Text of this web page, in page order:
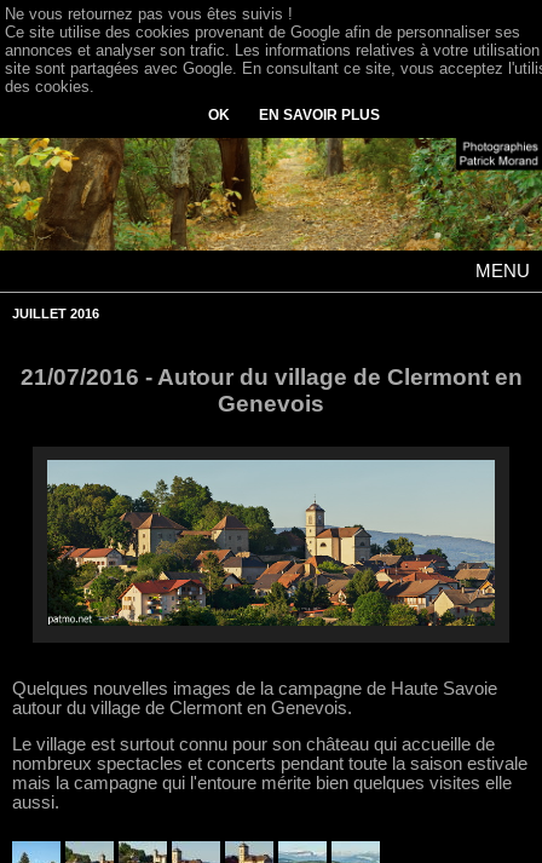
MENU
JUILLET 2016
21/07/2016 - Autour du village de Clermont en
Genevois
Quelques nouvelles images de la campagne de Haute Savoie
autour du village de Clermont en Genevois.
Le village est surtout connu pour son château qui accueille de
nombreux spectacles et concerts pendant toute la saison estivale
mais la campagne qui l'entoure mérite bien quelques visites elle
aussi.
Ne vous retournez pas vous êtes suivis !
Ce site utilise des cookies provenant de Google afin de personnaliser ses
annonces et analyser son trafic. Les informations relatives à votre
site sont partagées avec Google. En consultant ce site, vous acceptez
des cookies.
OK EN SAVOIR PLUS